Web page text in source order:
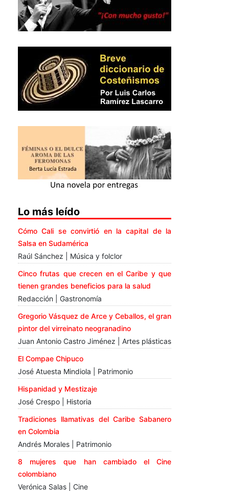
Lo más leído
Cómo Cali se convirtió en la capital de la
Salsa en Sudamérica
Raúl Sánchez | Música y folclor
Cinco frutas que crecen en el Caribe y que
tienen grandes beneficios para la salud
Redacción | Gastronomía
Gregorio Vásquez de Arce y Ceballos, el gran
pintor del virreinato neogranadino
Juan Antonio Castro Jiménez | Artes plásticas
El Compae Chipuco
José Atuesta Mindiola | Patrimonio
Hispanidad y Mestizaje
José Crespo | Historia
Tradiciones llamativas del Caribe Sabanero
en Colombia
Andrés Morales | Patrimonio
8 mujeres que han cambiado el Cine
colombiano
Verónica Salas | Cine